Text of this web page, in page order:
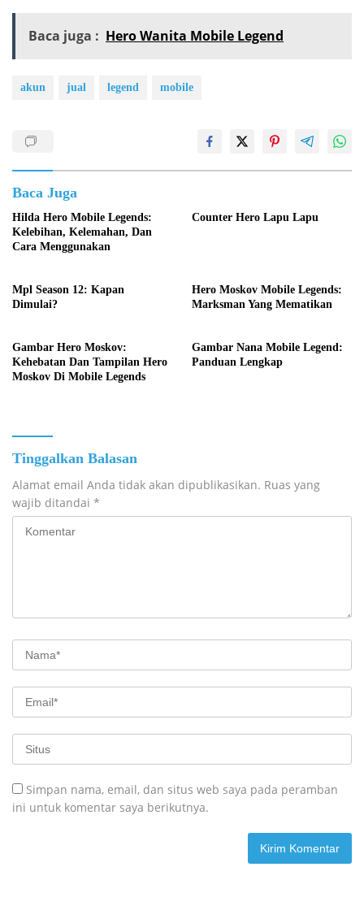
Baca juga : Hero Wanita Mobile Legend
akun jual legend mobile
Baca Juga
Hilda Hero Mobile Legends:
Kelebihan, Kelemahan, Dan
Cara Menggunakan
Counter Hero Lapu Lapu
Mpl Season 12: Kapan
Dimulai?
Hero Moskov Mobile Legends:
Marksman Yang Mematikan
Gambar Hero Moskov:
Kehebatan Dan Tampilan Hero
Moskov Di Mobile Legends
Gambar Nana Mobile Legend:
Panduan Lengkap
Tinggalkan Balasan
Alamat email Anda tidak akan dipublikasikan. Ruas yang
wajib ditandai *
Simpan nama, email, dan situs web saya pada peramban
ini untuk komentar saya berikutnya.